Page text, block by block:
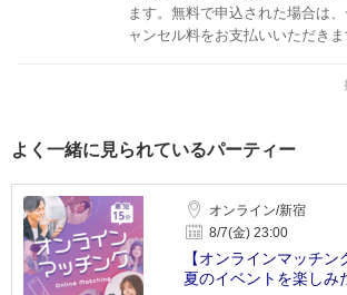
ます。無料で申込された場合は
ャンセル料をお支払いいただきま
よく一緒に見られているパーティー
オンライン/新宿
8/7(金) 23:00
【オンラインマッチ
夏のイベントを楽し